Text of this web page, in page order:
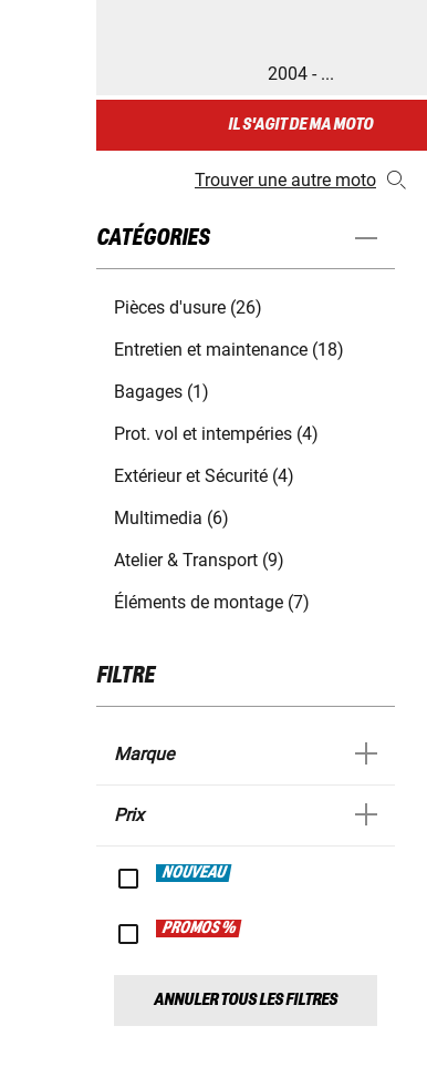
2004 - ...
IL S'AGIT DE MA MOTO
Trouver une autre moto
CATÉGORIES
Pièces d'usure (26)
Entretien et maintenance (18)
Bagages (1)
Prot. vol et intempéries (4)
Extérieur et Sécurité (4)
Multimedia (6)
Atelier & Transport (9)
Éléments de montage (7)
FILTRE
Marque
Prix
NOUVEAU
PROMOS %
ANNULER TOUS LES FILTRES